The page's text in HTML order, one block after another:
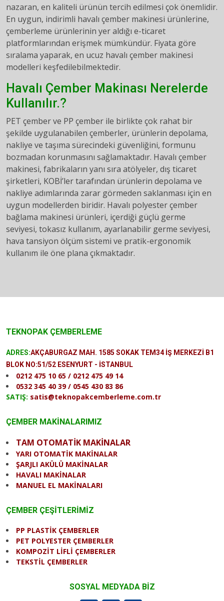
nazaran, en kaliteli ürünün tercih edilmesi çok önemlidir.
En uygun, indirimli havalı çember makinesi ürünlerine,
çemberleme ürünlerinin yer aldığı e-ticaret
platformlarından erişmek mümkündür. Fiyata göre
sıralama yaparak, en ucuz havalı çember makinesi
modelleri keşfedilebilmektedir.
Havalı Çember Makinası Nerelerde
Kullanılır.?
PET çember ve PP çember ile birlikte çok rahat bir
şekilde uygulanabilen çemberler, ürünlerin depolama,
nakliye ve taşıma sürecindeki güvenliğini, formunu
bozmadan korunmasını sağlamaktadır. Havalı çember
makinesi, fabrikaların yanı sıra atölyeler, dış ticaret
şirketleri, KOBİ’ler tarafından ürünlerin depolama ve
nakliye adımlarında zarar görmeden saklanması için en
uygun modellerden biridir. Havalı polyester çember
bağlama makinesi ürünleri, içerdiği güçlü germe
seviyesi, tokasız kullanım, ayarlanabilir germe seviyesi,
hava tansiyon ölçüm sistemi ve pratik-ergonomik
kullanım ile öne plana çıkmaktadır.
TEKNOPAK ÇEMBERLEME
ADRES:AKÇABURGAZ MAH. 1585 SOKAK TEM34 İŞ MERKEZİ B1
BLOK NO:51/52 ESENYURT - İSTANBUL
0212 475 10 65 / 0212 475 49 14
0532 345 40 39 / 0545 430 83 86
SATIŞ: satis@teknopakcemberleme.com.tr
ÇEMBER MAKİNALARIMIZ
TAM OTOMATİK MAKİNALAR
YARI OTOMATİK MAKİNALAR
ŞARJLI AKÜLÜ MAKİNALAR
HAVALI MAKİNALAR
MANUEL EL MAKİNALARI
ÇEMBER ÇEŞİTLERİMİZ
PP PLASTİK ÇEMBERLER
PET POLYESTER ÇEMBERLER
KOMPOZİT LİFLİ ÇEMBERLER
TEKSTİL ÇEMBERLER
SOSYAL MEDYADA BİZ